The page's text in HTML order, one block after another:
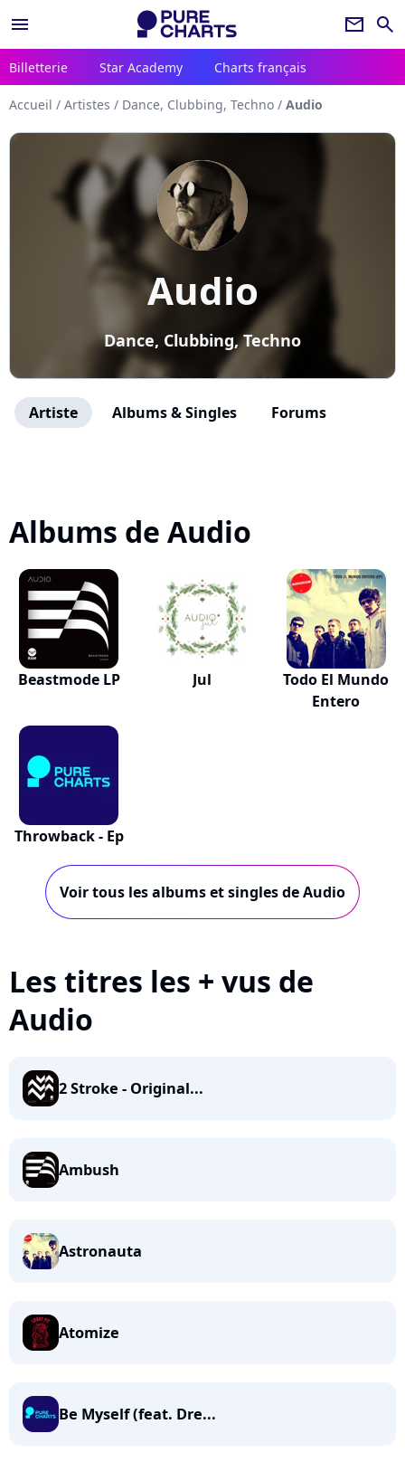
menu newsletter search
Billetterie Star Academy Charts français
Accueil / Artistes / Dance, Clubbing, Techno / Audio
Audio
Dance, Clubbing, Techno
Artiste Albums & Singles Forums
Albums de Audio
Beastmode LP Jul
Todo El Mundo
Entero
Throwback - Ep
Voir tous les albums et singles de Audio
Les titres les + vus de
Audio
2 Stroke - Original...
Ambush
Astronauta
Atomize
Be Myself (feat. Dre...